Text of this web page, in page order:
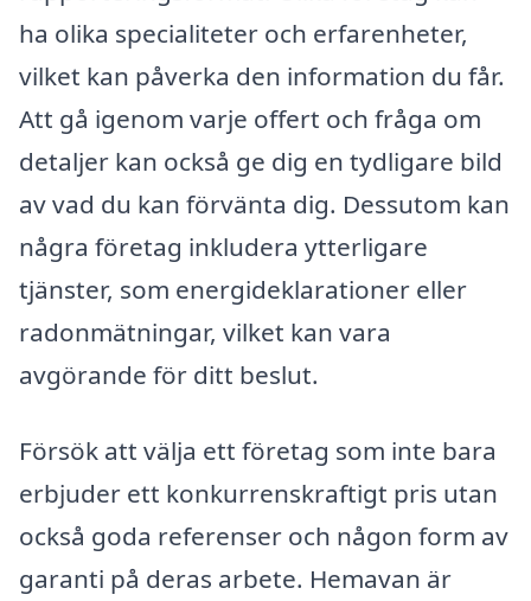
ha olika specialiteter och erfarenheter,
vilket kan påverka den information du får.
Att gå igenom varje offert och fråga om
detaljer kan också ge dig en tydligare bild
av vad du kan förvänta dig. Dessutom kan
några företag inkludera ytterligare
tjänster, som energideklarationer eller
radonmätningar, vilket kan vara
avgörande för ditt beslut.
Försök att välja ett företag som inte bara
erbjuder ett konkurrenskraftigt pris utan
också goda referenser och någon form av
garanti på deras arbete. Hemavan är